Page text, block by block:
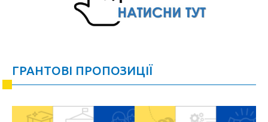
ГРАНТОВІ ПРОПОЗИЦІЇ